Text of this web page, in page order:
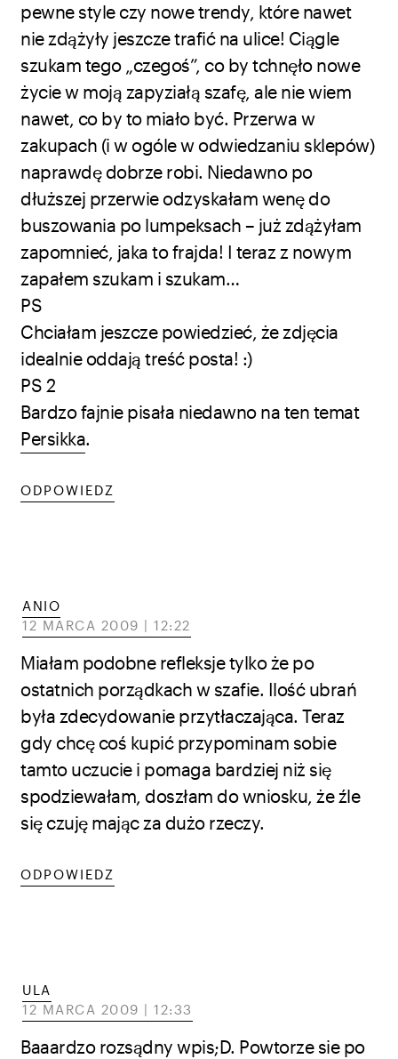
pewne style czy nowe trendy, które nawet
nie zdążyły jeszcze trafić na ulice! Ciągle
szukam tego „czegoś”, co by tchnęło nowe
życie w moją zapyziałą szafę, ale nie wiem
nawet, co by to miało być. Przerwa w
zakupach (i w ogóle w odwiedzaniu sklepów)
naprawdę dobrze robi. Niedawno po
dłuższej przerwie odzyskałam wenę do
buszowania po lumpeksach – już zdążyłam
zapomnieć, jaka to frajda! I teraz z nowym
zapałem szukam i szukam…
PS
Chciałam jeszcze powiedzieć, że zdjęcia
idealnie oddają treść posta! :)
PS 2
Bardzo fajnie pisała niedawno na ten temat
Persikka.
ODPOWIEDZ
ANIO
12 MARCA 2009 | 12:22
Miałam podobne refleksje tylko że po
ostatnich porządkach w szafie. Ilość ubrań
była zdecydowanie przytłaczająca. Teraz
gdy chcę coś kupić przypominam sobie
tamto uczucie i pomaga bardziej niż się
spodziewałam, doszłam do wniosku, że źle
się czuję mając za dużo rzeczy.
ODPOWIEDZ
ULA
12 MARCA 2009 | 12:33
Baaardzo rozsądny wpis;D. Powtorze sie po